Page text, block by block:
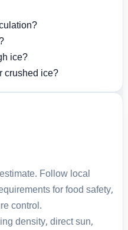
ice?
crushed ice?
Follow local
for food safety,
control.
density, direct sun,